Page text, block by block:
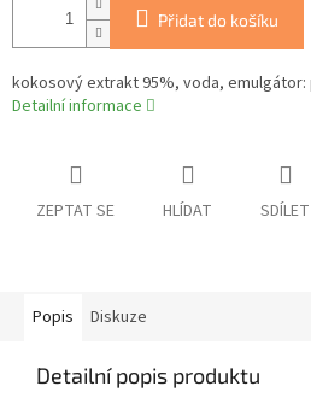
Přidat do košíku
kokosový extrakt 95%, voda, emulgátor:
Detailní informace
ZEPTAT SE HLÍDAT SDÍLET
Popis Diskuze
Detailní popis produktu